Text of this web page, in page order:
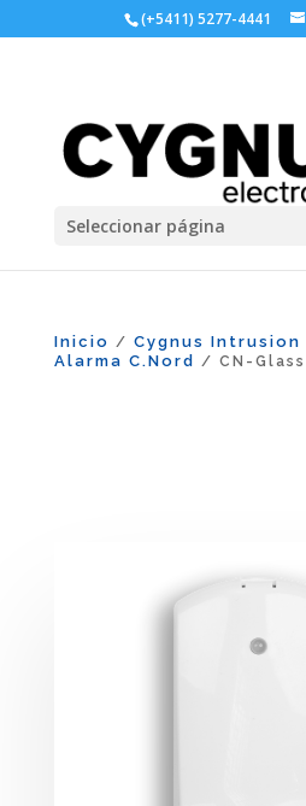
(+5411) 5277-4441
Seleccionar página
Inicio / Cygnus Intrusion
Alarma C.Nord / CN-Glass